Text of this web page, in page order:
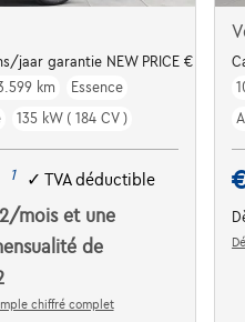
jaar garantie NEW PRICE € 75.658
km
Essence
135 kW ( 184 CV )
1 ✓ TVA déductible
/mois et une
de
chiffré complet